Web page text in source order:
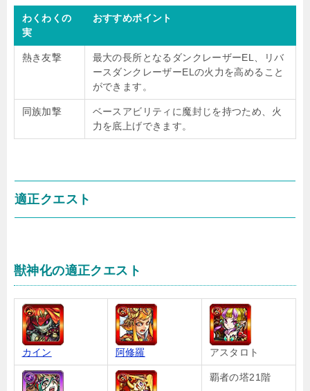
わくわくの
実
おすすめポイント
熱き友撃
最大の長所となるダンクレーザーEL、リバ
ースダンクレーザーELの火力を高めること
ができます。
同族加撃
ベースアビリティに魔封じを持つため、火
力を底上げできます。
適正クエスト
獣神化の適正クエスト
カイン 阿修羅 アスタロト
覇者の塔21階